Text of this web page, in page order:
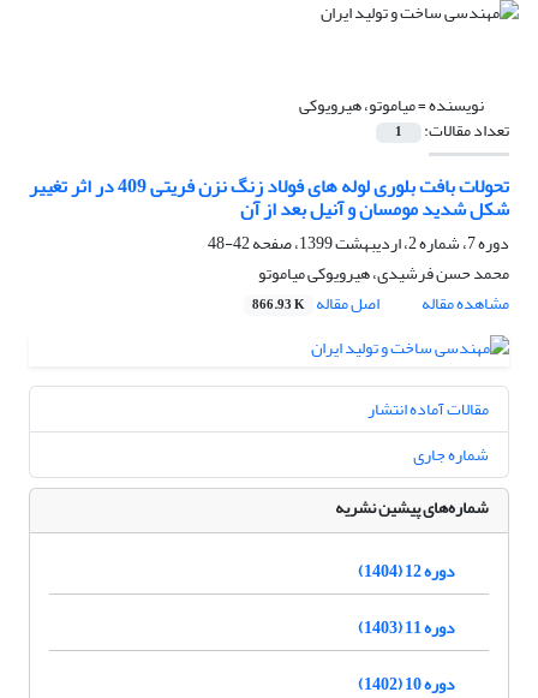
نویسنده =میاموتو، هیرویوکی
تعداد مقالات: 1
تحولات بافت بلوری لوله های فولاد زنگ نزن فریتی 409 در اثر تغییر
شکل شدید مومسان و آنیل بعد از آن
دوره 7، شماره 2، اردیبهشت 1399، صفحه
42-48
محمد حسن فرشیدی، هیرویوکی میاموتو
مشاهده مقاله
اصل مقاله 866.93 K
مقالات آماده انتشار
شماره جاری
شماره‌های پیشین نشریه
دوره 12 (1404)
دوره 11 (1403)
دوره 10 (1402)